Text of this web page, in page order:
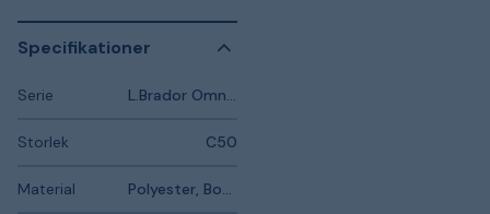
Specifikationer
Serie
Storlek C50
Material